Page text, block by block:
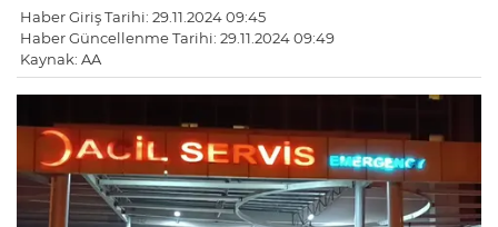
Haber Giriş Tarihi: 29.11.2024 09:45
Haber Güncellenme Tarihi: 29.11.2024 09:49
Kaynak: AA